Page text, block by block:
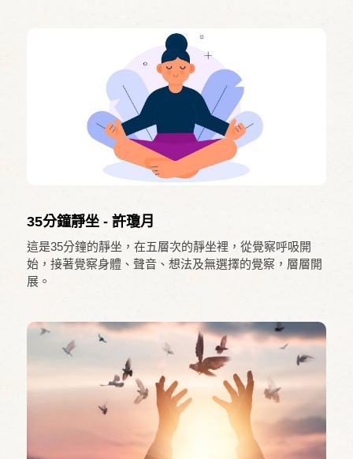
35分鐘靜坐 - 許瓊月
這是35分鐘的靜坐，在五層次的靜坐裡，從覺察呼吸開
始，接著覺察身體、聲音、想法及無選擇的覺察，層層開
展。